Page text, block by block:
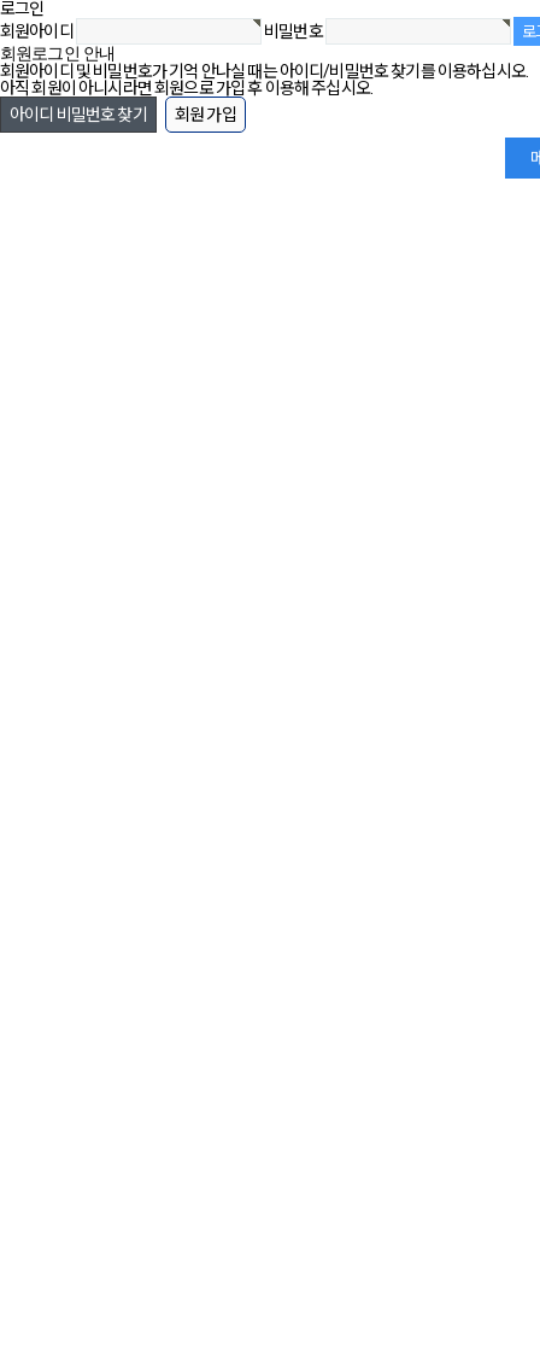
로그인
회원아이디
비밀번호
회원로그인 안내
회원아이디 및 비밀번호가 기억 안나실 때는 아이디/비밀번호 찾기를 이용하십시오.
아직 회원이 아니시라면 회원으로 가입 후 이용해 주십시오.
아이디 비밀번호 찾기
회원 가입